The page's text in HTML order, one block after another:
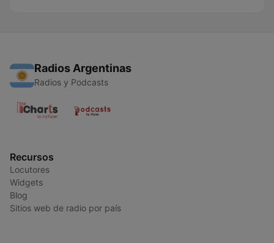
Radios Argentinas
Radios y Podcasts
Recursos
Locutores
Widgets
Blog
Sitios web de radio por país